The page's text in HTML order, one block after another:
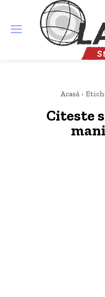
Acasă
Citeste